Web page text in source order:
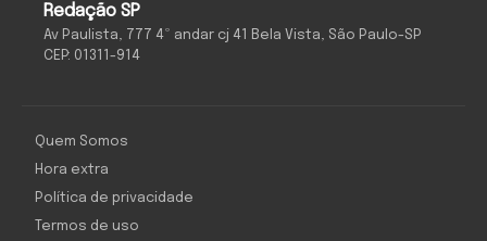
Redação SP
Av Paulista, 777 4º andar cj 41 Bela Vista, São Paulo-SP
CEP: 01311-914
Quem Somos
Hora extra
Política de privacidade
Termos de uso